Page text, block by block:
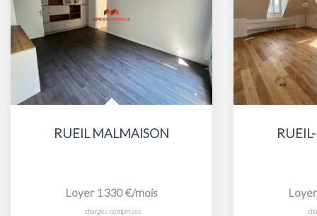
RUEIL MALMAISON
Loyer 1 330 €/mois
charges comprises